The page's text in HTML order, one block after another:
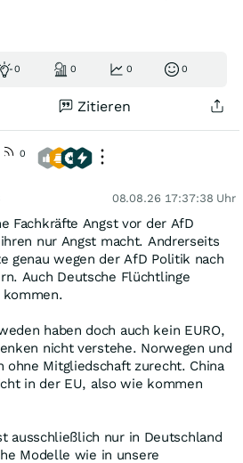
0 0 0 0
Zitieren
0
08.08.26 17:37:38 Uhr
Fachkräfte Angst vor der AfD
nur Angst macht. Andrerseits
genau wegen der AfD Politik nach
Auch Deutsche Flüchtlinge
haben doch auch kein EURO,
nicht verstehe. Norwegen und
ohne Mitgliedschaft zurecht. China
in der EU, also wie kommen
ausschließlich nur in Deutschland
Modelle wie in unsere